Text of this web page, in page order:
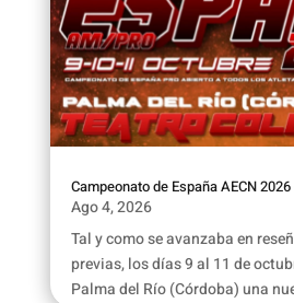
Campeonato de España AECN
Ago 4, 2026
Tal y como se avanzaba en
previas, los días 9 al 11 de
Palma del Río (Córdoba) una